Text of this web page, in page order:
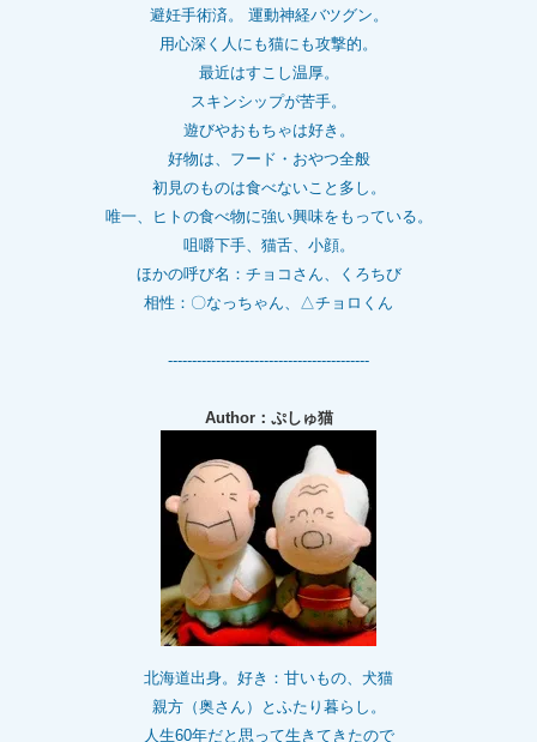
避妊手術済。 運動神経バツグン。
用心深く人にも猫にも攻撃的。
最近はすこし温厚。
スキンシップが苦手。
遊びやおもちゃは好き。
好物は、フード・おやつ全般
初見のものは食べないこと多し。
唯一、ヒトの食べ物に強い興味をもっている。
咀嚼下手、猫舌、小顔。
ほかの呼び名：チョコさん、くろちび
相性：〇なっちゃん、△チョロくん
------------------------------------------
Author：ぷしゅ猫
北海道出身。好き：甘いもの、犬猫
親方（奥さん）とふたり暮らし。
人生60年だと思って生きてきたので